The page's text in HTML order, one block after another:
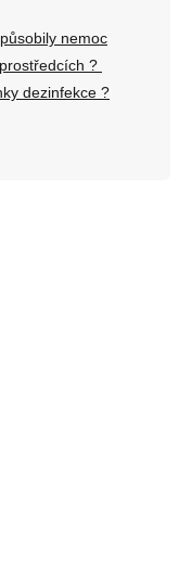
nemoc
?
dezinfekce ?